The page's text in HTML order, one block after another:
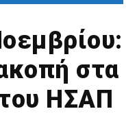
στα
ΗΣΑΠ